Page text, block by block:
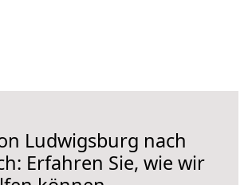
Ludwigsburg nach
Erfahren Sie, wie wir